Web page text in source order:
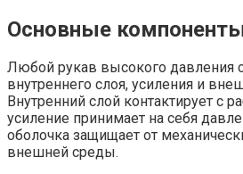
Основные
Любой рукав высокого давления
внутреннего слоя, усиления и
Внутренний слой контактирует с
усиление принимает на себя
оболочка защищает от
внешней среды.